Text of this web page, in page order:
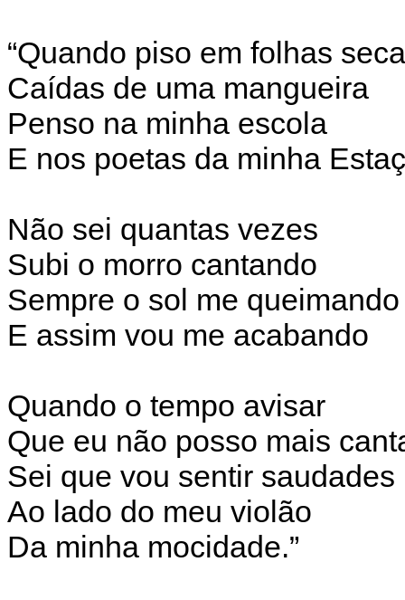
“Quando piso em folhas
Caídas de uma mangueira
Penso na minha escola
E nos poetas da minha
Não sei quantas vezes
Subi o morro cantando
Sempre o sol me queimando
E assim vou me acabando
Quando o tempo avisar
Que eu não posso mais
Sei que vou sentir saudades
Ao lado do meu violão
Da minha mocidade.”